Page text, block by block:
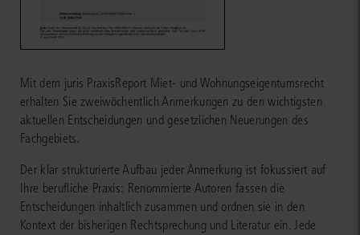
Mit dem juris PraxisReport Miet- und Wohnungseigentumsrecht
erhalten Sie zweiwöchentlich Anmerkungen zu den wichtigsten
aktuellen Entscheidungen und gesetzlichen Neuerungen des
Fachgebiets.
Der klar strukturierte Aufbau jeder Anmerkung ist fokussiert auf
Ihre berufliche Praxis: Renommierte Autoren fassen die
Entscheidungen inhaltlich zusammen und ordnen sie in den
Kontext der bisherigen Rechtsprechung und Literatur ein. Jede